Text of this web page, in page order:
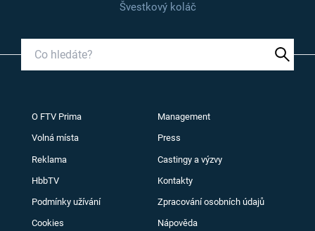
Švestkový koláč
O FTV Prima Management
Volná místa Press
Reklama Castingy a výzvy
HbbTV Kontakty
Podmínky užívání Zpracování osobních údajů
Cookies Nápověda